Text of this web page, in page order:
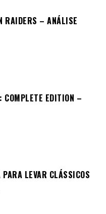
RAIDERS – ANÁLISE
COMPLETE EDITION –
LEVAR CLÁSSICOS